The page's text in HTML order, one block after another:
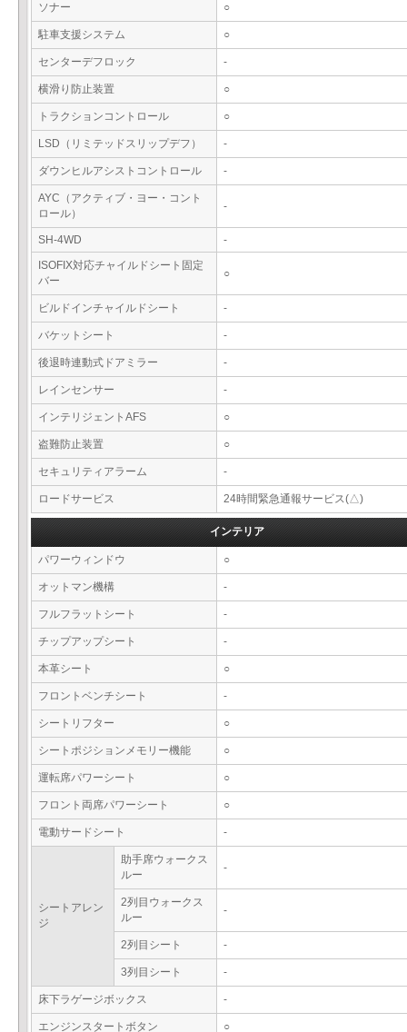
ソナー ○
駐車支援システム ○
センターデフロック -
横滑り防止装置 ○
トラクションコントロール ○
LSD（リミテッドスリップデフ） -
ダウンヒルアシストコントロール -
AYC（アクティブ・ヨー・コント
ロール）
-
SH-4WD
-
ISOFIX対応チャイルドシート固定
バー
○
ビルドインチャイルドシート -
バケットシート -
後退時連動式ドアミラー -
レインセンサー -
インテリジェントAFS ○
盗難防止装置 ○
セキュリティアラーム -
ロードサービス 24時間緊急通報サービス(△)
インテリア
パワーウィンドウ ○
オットマン機構 -
フルフラットシート -
チップアップシート -
本革シート ○
フロントベンチシート -
シートリフター ○
シートポジションメモリー機能 ○
運転席パワーシート ○
フロント両席パワーシート ○
電動サードシート -
シートアレン
ジ
助手席ウォークス
ルー
-
2列目ウォークス
ルー
-
2列目シート -
3列目シート -
床下ラゲージボックス -
エンジンスタートボタン ○